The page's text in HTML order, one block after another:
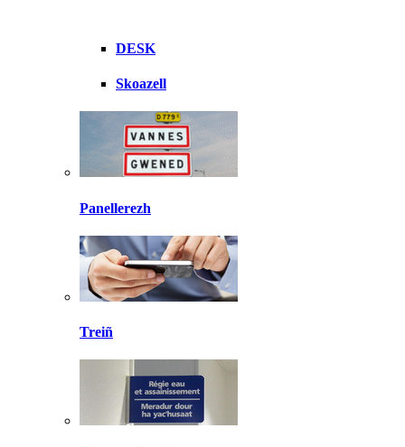
DESK
Skoazell
Panellerezh
Treiñ